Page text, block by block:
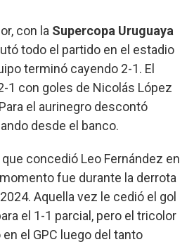
con la Supercopa Uruguaya
todo el partido en el estadio
terminó cayendo 2-1. El
1 con goles de Nicolás López
el aurinegro descontó
desde el banco.
concedió Leo Fernández en
fue durante la derrota
Aquella vez le cedió el gol
el 1-1 parcial, pero el tricolor
el GPC luego del tanto